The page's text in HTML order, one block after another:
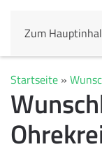
Zum
Startseite »